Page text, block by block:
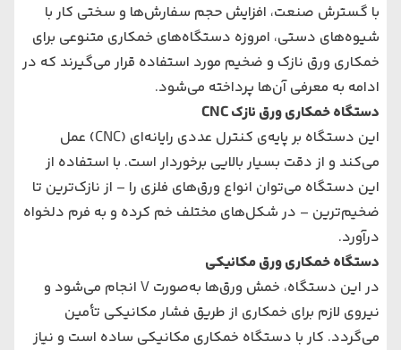
با گسترش صنعت، افزایش حجم سفارش‌ها و سختی کار با
شیوه‌های دستی، امروزه دستگاه‌های خمکاری متنوعی برای
خمکاری ورق نازک و ضخیم مورد استفاده قرار می‌گیرند که در
ادامه به معرفی آن‌ها پرداخته می‌شود.
دستگاه خمکاری ورق نازک CNC
این دستگاه بر پایه‌ی کنترل عددی رایانه‌ای (CNC) عمل
می‌کند و از دقت بسیار بالایی برخوردار است. با استفاده از
این دستگاه می‌توان انواع ورق‌های فلزی را – از نازک‌ترین تا
ضخیم‌ترین – در شکل‌های مختلف خم کرده و به فرم دلخواه
درآورد.
دستگاه خمکاری ورق مکانیکی
در این دستگاه، خمش ورق‌ها به‌صورت V انجام می‌شود و
نیروی لازم برای خمکاری از طریق فشار مکانیکی تأمین
می‌گردد. کار با دستگاه خمکاری مکانیکی ساده است و نیاز